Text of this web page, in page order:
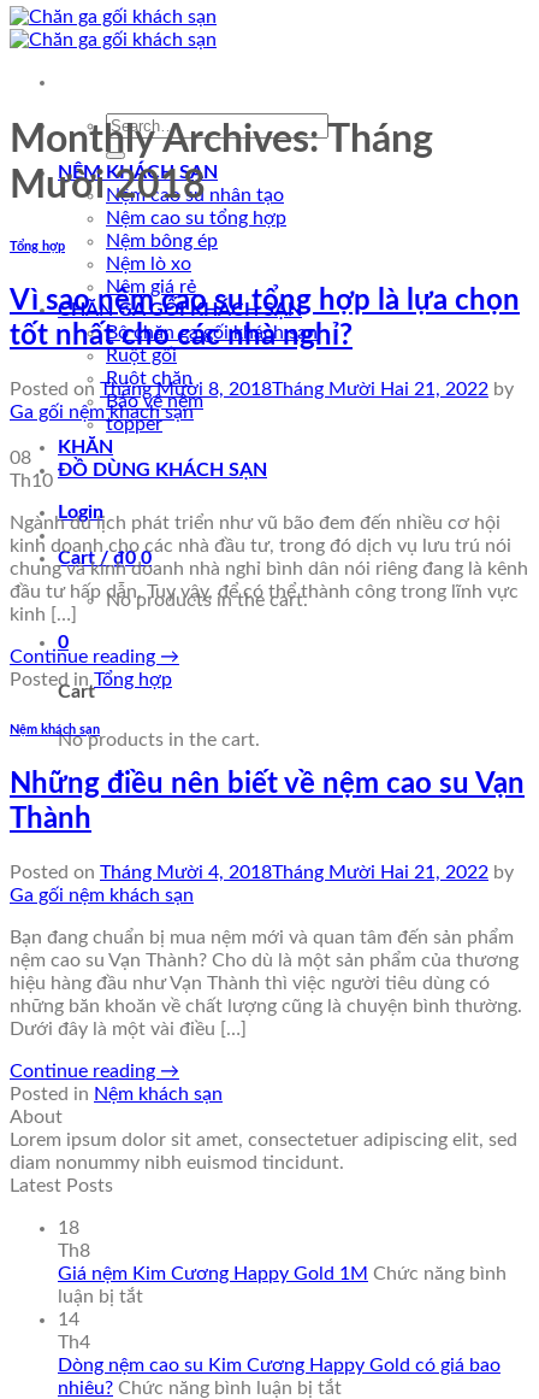
Search
NỆM KHÁCH SẠN
Nệm cao su nhân tạo
Nệm cao su tổng hợp
Nệm bông ép
Nệm lò xo
Nệm giá rẻ
CHĂN GA GỐI KHÁCH SẠN
Bộ chăn ga gối khách sạn
Ruột gối
Ruột chăn
Bảo vệ nệm
topper
KHĂN
ĐỒ DÙNG KHÁCH SẠN
Login
Cart /₫0 0
No products in the cart.
0
Cart
No products in the cart.
Monthly Archives:Tháng
Mười 2018
Tổng hợp
Vì sao nệm cao su tổng hợp là lựa chọn
tốt nhất cho các nhà nghỉ?
Posted on Tháng Mười 8, 2018Tháng Mười Hai 21, 2022 by
Ga gối nệm khách sạn
08
Th10
Ngành du lịch phát triển như vũ bão đem đến nhiều cơ hội
kinh doanh cho các nhà đầu tư, trong đó dịch vụ lưu trú nói
chung và kinh doanh nhà nghỉ bình dân nói riêng đang là kênh
đầu tư hấp dẫn. Tuy vậy, để có thể thành công trong lĩnh vực
kinh […]
Continue reading →
Posted in Tổng hợp
Nệm khách sạn
Những điều nên biết về nệm cao su Vạn
Thành
Posted on Tháng Mười 4, 2018Tháng Mười Hai 21, 2022 by
Ga gối nệm khách sạn
Bạn đang chuẩn bị mua nệm mới và quan tâm đến sản phẩm
nệm cao su Vạn Thành? Cho dù là một sản phẩm của thương
hiệu hàng đầu như Vạn Thành thì việc người tiêu dùng có
những băn khoăn về chất lượng cũng là chuyện bình thường.
Dưới đây là một vài điều […]
Continue reading →
Posted in Nệm khách sạn
About
Lorem ipsum dolor sit amet, consectetuer adipiscing elit, sed
diam nonummy nibh euismod tincidunt.
Latest Posts
18
Th8
Giá nệm Kim Cương Happy Gold 1M Chức năng bình
luận bị tắtở
Kim
Cương
14
Th4
Dòng nệm cao su Kim Cương Happy Gold có giá bao
nhiêu? Chức năng bình luận bị tắtở